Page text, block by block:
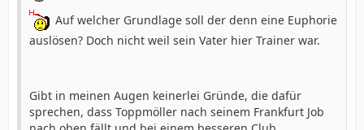
Auf welcher Grundlage soll der denn eine Euphorie
auslösen? Doch nicht weil sein Vater hier Trainer war.
Gibt in meinen Augen keinerlei Gründe, die dafür
sprechen, dass Toppmöller nach seinem Frankfurt Job